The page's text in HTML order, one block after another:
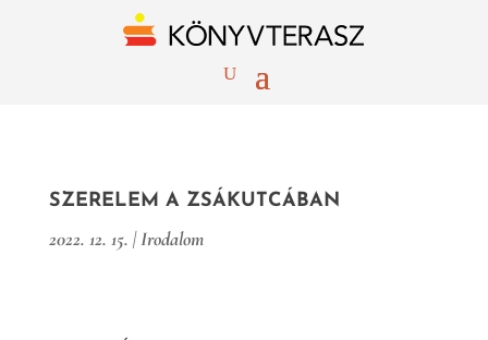
SZERELEM A ZSÁKUTCÁBAN
2022. 12. 15. |Irodalom